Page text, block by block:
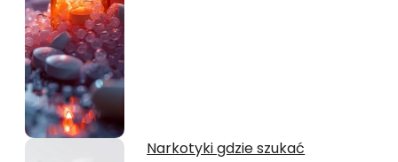
Narkotyki gdzie szukać